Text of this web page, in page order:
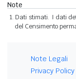
Note
Dati stimati. I dati
del Censimento
Note Legali
Privacy Policy